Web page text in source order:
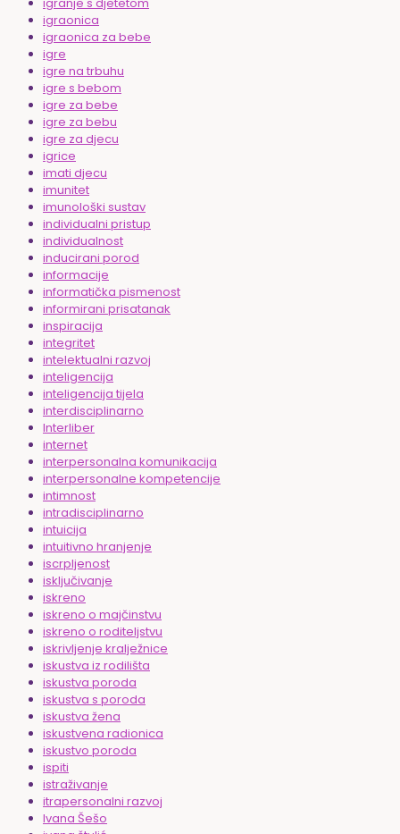
igraonica
igraonica za bebe
igre
igre na trbuhu
igre s bebom
igre za bebe
igre za bebu
igre za djecu
igrice
imati djecu
imunitet
imunološki sustav
individualni pristup
individualnost
inducirani porod
informacije
informatička pismenost
informirani prisatanak
inspiracija
integritet
intelektualni razvoj
inteligencija
inteligencija tijela
interdisciplinarno
Interliber
internet
interpersonalna komunikacija
interpersonalne kompetencije
intimnost
intradisciplinarno
intuicija
intuitivno hranjenje
iscrpljenost
isključivanje
iskreno
iskreno o majčinstvu
iskreno o roditeljstvu
iskrivljenje kralježnice
iskustva iz rodilišta
iskustva poroda
iskustva s poroda
iskustva žena
iskustvena radionica
iskustvo poroda
ispiti
istraživanje
itrapersonalni razvoj
Ivana Šešo